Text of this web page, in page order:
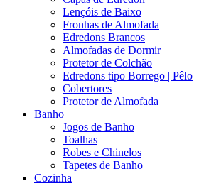
Lençóis de Baixo
Fronhas de Almofada
Edredons Brancos
Almofadas de Dormir
Protetor de Colchão
Edredons tipo Borrego | Pêlo
Cobertores
Protetor de Almofada
Banho
Jogos de Banho
Toalhas
Robes e Chinelos
Tapetes de Banho
Cozinha